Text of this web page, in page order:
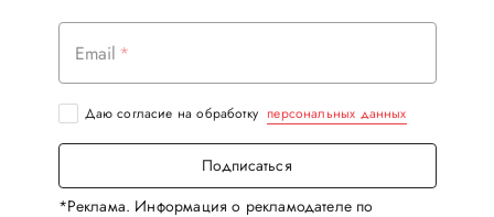
Email
Даю согласие на обработку персональных данных
Подписаться
*Реклама. Информация о рекламодателе по